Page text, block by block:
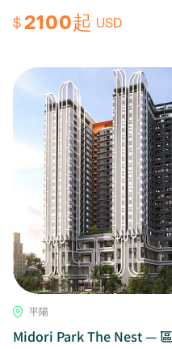
$2100起 USD
平陽
Midori Park The Nest —